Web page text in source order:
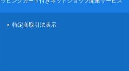
特定商取引法表示